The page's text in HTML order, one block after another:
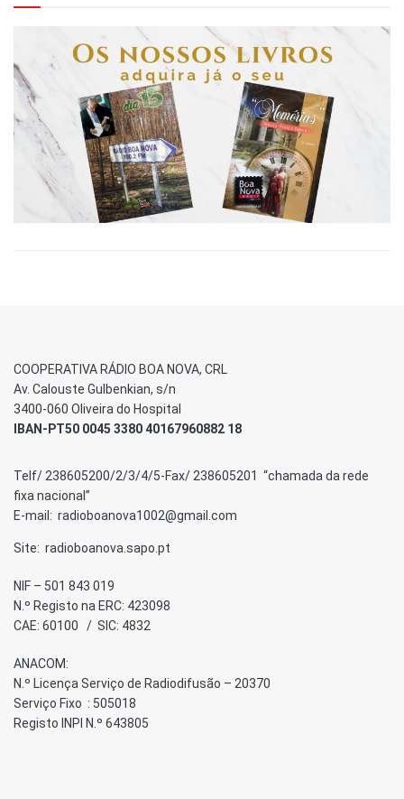
COOPERATIVA RÁDIO BOA NOVA, CRL
Av. Calouste Gulbenkian, s/n
3400-060 Oliveira do Hospital
IBAN-PT50 0045 3380 40167960882 18
Telf/ 238605200/2/3/4/5-Fax/ 238605201 “chamada da rede
fixa nacional”
E-mail: radioboanova1002@gmail.com
Site: radioboanova.sapo.pt
NIF – 501 843 019
N.º Registo na ERC: 423098
CAE: 60100 / SIC: 4832
ANACOM:
N.º Licença Serviço de Radiodifusão – 20370
Serviço Fixo : 505018
Registo INPI N.º 643805